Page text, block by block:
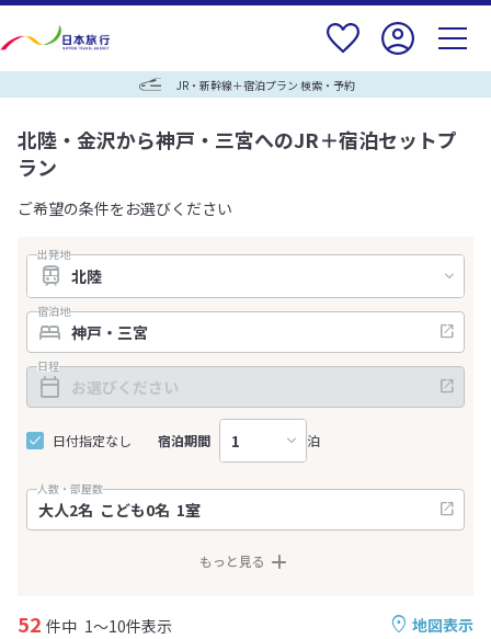
JR・新幹線＋宿泊プラン 検索・予約
北陸・金沢から神戸・三宮へのJR＋宿泊セットプ
ラン
ご希望の条件をお選びください
出発地
宿泊地
日程
日付指定なし 宿泊期間 泊
人数・部屋数
もっと見る
地図表示
52 件中 1～10件表示